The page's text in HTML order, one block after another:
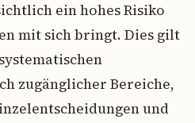
ein hohes Risiko
mit sich bringt. Dies gilt
zugänglicher Bereiche,
und